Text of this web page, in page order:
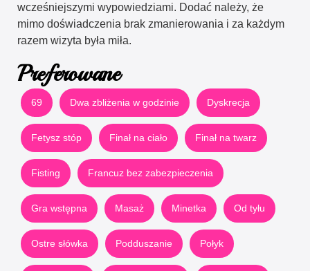
wcześniejszymi wypowiedziami. Dodać należy, że
mimo doświadczenia brak zmanierowania i za każdym
razem wizyta była miła.
Preferowane
69 Dwa zbliżenia w godzinie Dyskrecja
Fetysz stóp Finał na ciało Finał na twarz
Fisting Francuz bez zabezpieczenia
Gra wstępna Masaż Minetka Od tyłu
Ostre słówka Podduszanie Połyk